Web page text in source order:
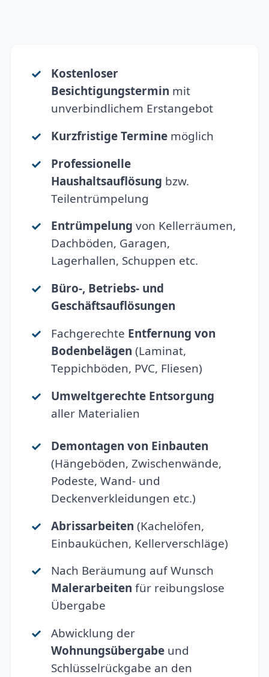
Kostenloser
Besichtigungstermin mit
unverbindlichem Erstangebot
Kurzfristige Terminemöglich
Professionelle
Haushaltsauflösung bzw.
Teilentrümpelung
Entrümpelung von Kellerräumen,
Dachböden, Garagen,
Lagerhallen, Schuppen etc.
Büro-, Betriebs- und
Geschäftsauflösungen
Fachgerechte Entfernung von
Bodenbelägen (Laminat,
Teppichböden, PVC, Fliesen)
Umweltgerechte Entsorgung
aller Materialien
Demontagen von Einbauten
(Hängeböden, Zwischenwände,
Podeste, Wand- und
Deckenverkleidungen etc.)
Abrissarbeiten (Kachelöfen,
Einbauküchen, Kellerverschläge)
Nach Beräumung auf Wunsch
Malerarbeiten für reibungslose
Übergabe
Abwicklung der
Wohnungsübergabeund
Schlüsselrückgabe an den